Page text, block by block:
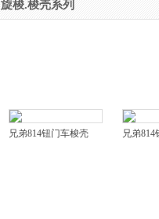
旋梭.梭壳系列
兄弟814钮门车梭壳 兄弟